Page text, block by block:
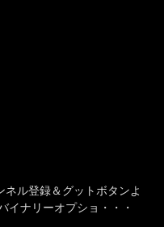
ル登録＆グットボタンよ
イナリーオプショ・・・